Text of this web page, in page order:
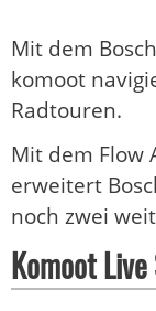
Mit dem
komoot
Radtouren.
Mit dem Flow
erweitert
noch zwei
Komoot